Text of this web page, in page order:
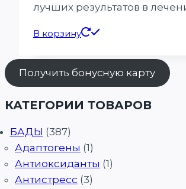
лучших результатов в
В корзину
Получить бонусную карту
КАТЕГОРИИ ТОВАРОВ
БАДЫ (387)
Адаптогены (1)
Антиоксиданты (1)
Антистресс (3)